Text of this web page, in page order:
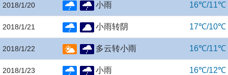
2018/1/20 小雨 16℃/11℃
2018/1/21 小雨转阴 17℃/10℃
2018/1/22 多云转小雨 16℃/11℃
2018/1/23 小雨 16℃/12℃